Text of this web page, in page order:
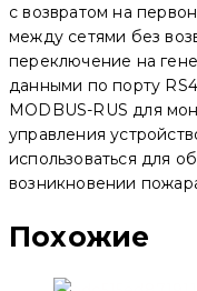
с возвратом на
между сетями без
переключение на
данными по порту
MODBUS-RUS для
управления
использоваться для
возникновении
Похожие